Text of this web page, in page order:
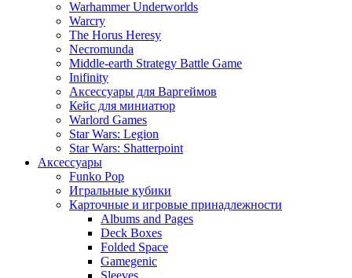
Warhammer Underworlds
Warcry
The Horus Heresy
Necromunda
Middle-earth Strategy Battle Game
Inifinity
Аксессуары для Варгеймов
Кейс для миниатюр
Warlord Games
Star Wars: Legion
Star Wars: Shatterpoint
Аксессуары
Funko Pop
Игральные кубики
Карточные и игровые принадлежности
Albums and Pages
Deck Boxes
Folded Space
Gamegenic
Sleeves